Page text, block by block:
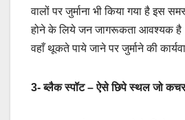
वालों पर जुर्माना भी किया गया है इस
होने के लिये जन जागरूकता आवश्यक
वहाँ थूकते पाये जाने पर जुर्माने की
3- ब्लैक स्पॉट – ऐसे छिपे स्थल जो